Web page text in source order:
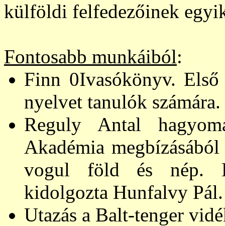
külföldi felfedezőinek
Fontosabb munkáiból:
Finn 0Ivasókönyv.
nyelvet tanulók
Reguly Antal
Akadémia
vogul föld és nép.
kidolgozta Hunfalvy
Utazás a Balt-tenger